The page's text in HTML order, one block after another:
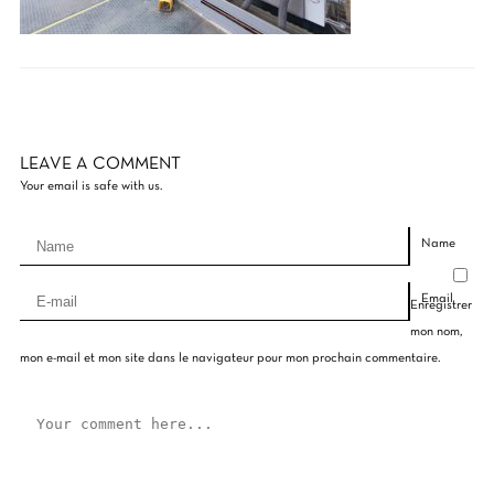
LEAVE A COMMENT
Your email is safe with us.
Name
Email
Enregistrer
mon nom,
mon e-mail et mon site dans le navigateur pour mon prochain commentaire.